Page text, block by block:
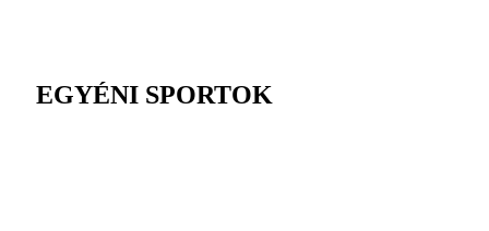
EGYÉNI SPORTOK